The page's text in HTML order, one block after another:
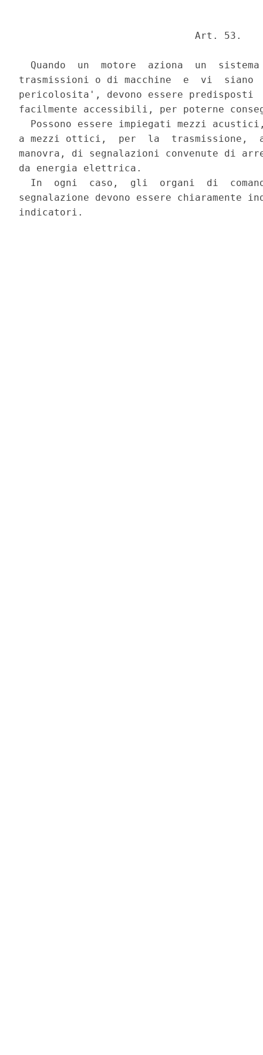
                              Art. 53.
Quando  un  motore  aziona  un
trasmissioni o di macchine  e  vi
pericolosita', devono essere
facilmente accessibili, per poterne
Possono essere impiegati mezzi
a mezzi ottici,  per  la  trasmissione,
manovra, di segnalazioni convenute di
da energia elettrica.
In  ogni  caso,  gli  organi  di
segnalazione devono essere